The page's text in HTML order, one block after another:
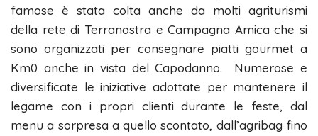
famose è stata colta anche da molti agriturismi
della rete di Terranostra e Campagna Amica che si
sono organizzati per consegnare piatti gourmet a
Km0 anche in vista del Capodanno. Numerose e
diversificate le iniziative adottate per mantenere il
legame con i propri clienti durante le feste, dal
menu a sorpresa a quello scontato, dall’agribag fino